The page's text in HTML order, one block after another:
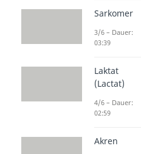
ihre
beim Sehen
warum sie
sind.
Sarkomer
3/6 – Dauer:
03:39
Laktat
(Lactat)
4/6 – Dauer:
02:59
Akren